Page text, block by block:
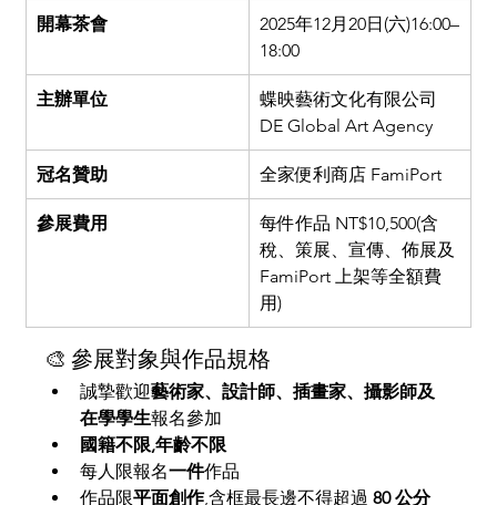
開幕茶會
2025年12月20日(六)16:00–
18:00
主辦單位
蝶映藝術文化有限公司
DE Global Art Agency
冠名贊助 全家便利商店 FamiPort
參展費用
每件作品 NT$10,500(含
稅、策展、宣傳、佈展及
FamiPort 上架等全額費
用)
🎨 參展對象與作品規格
誠摯歡迎藝術家、設計師、插畫家、攝影師及
在學學生報名參加
國籍不限,年齡不限
每人限報名一件作品
作品限平面創作,含框最長邊不得超過 80 公分